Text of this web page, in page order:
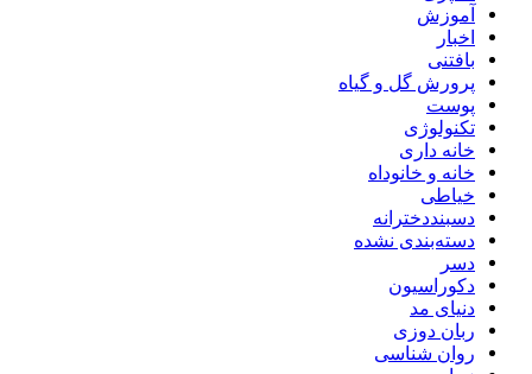
آموزش
اخبار
بافتنی
پرورش گل و گیاه
پوست
تکنولوژی
خانه داری
خانه و خانوداه
خیاطی
دسبنددخترانه
دسته‌بندی نشده
دسر
دکوراسیون
دنیای مد
ربان دوزی
روان شناسی